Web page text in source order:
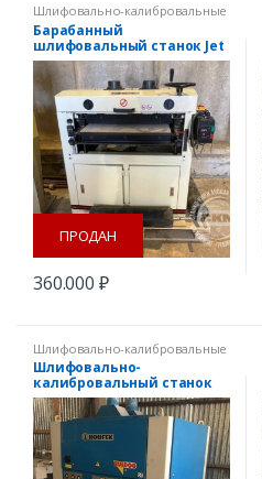
Шлифовально-калибровальные
станки, Шлифовальные станки
Барабанный
шлифовальный станок Jet
DDS 225
ПРОДАН
360.000 ₽
Шлифовально-калибровальные
станки
Шлифовально-
калибровальный станок
Houfek Buldog 1100 RC б/у